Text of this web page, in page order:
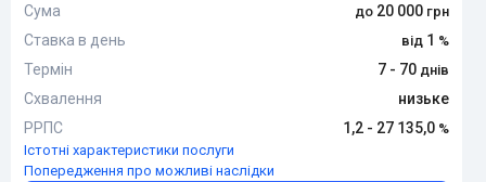
Сума
20 000
Ставка в день
1
Термін
7 - 70
Схвалення
низьке
РРПС
1,2 - 27 135,0
Істотні характеристики послуги
Попередження про можливі наслідки